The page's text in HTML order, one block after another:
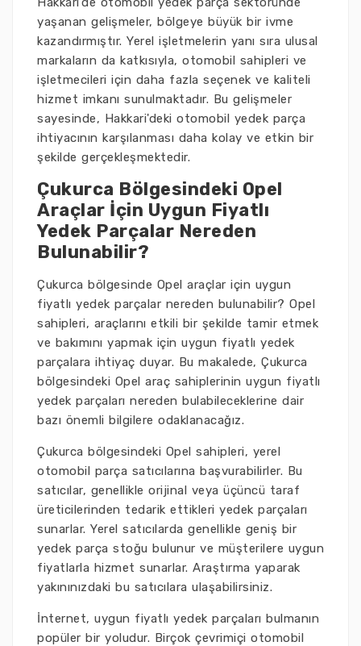
yaşanan gelişmeler, bölgeye büyük bir ivme
kazandırmıştır. Yerel işletmelerin yanı sıra ulusal
markaların da katkısıyla, otomobil sahipleri ve
işletmecileri için daha fazla seçenek ve kaliteli
hizmet imkanı sunulmaktadır. Bu gelişmeler
sayesinde, Hakkari'deki otomobil yedek parça
ihtiyacının karşılanması daha kolay ve etkin bir
şekilde gerçekleşmektedir.
Çukurca Bölgesindeki Opel
Araçlar İçin Uygun Fiyatlı
Yedek Parçalar Nereden
Bulunabilir?
Çukurca bölgesinde Opel araçlar için uygun
fiyatlı yedek parçalar nereden bulunabilir? Opel
sahipleri, araçlarını etkili bir şekilde tamir etmek
ve bakımını yapmak için uygun fiyatlı yedek
parçalara ihtiyaç duyar. Bu makalede, Çukurca
bölgesindeki Opel araç sahiplerinin uygun fiyatlı
yedek parçaları nereden bulabileceklerine dair
bazı önemli bilgilere odaklanacağız.
Çukurca bölgesindeki Opel sahipleri, yerel
otomobil parça satıcılarına başvurabilirler. Bu
satıcılar, genellikle orijinal veya üçüncü taraf
üreticilerinden tedarik ettikleri yedek parçaları
sunarlar. Yerel satıcılarda genellikle geniş bir
yedek parça stoğu bulunur ve müşterilere uygun
fiyatlarla hizmet sunarlar. Araştırma yaparak
yakınınızdaki bu satıcılara ulaşabilirsiniz.
İnternet, uygun fiyatlı yedek parçaları bulmanın
popüler bir yoludur. Birçok çevrimiçi otomobil